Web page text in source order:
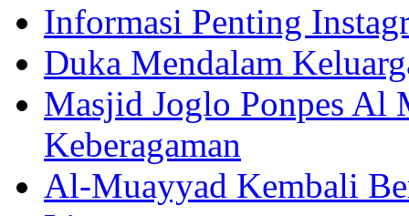
Informasi Penting
Duka Mendalam
Masjid Joglo Ponpes Al
Keberagaman
Al-Muayyad Kembali